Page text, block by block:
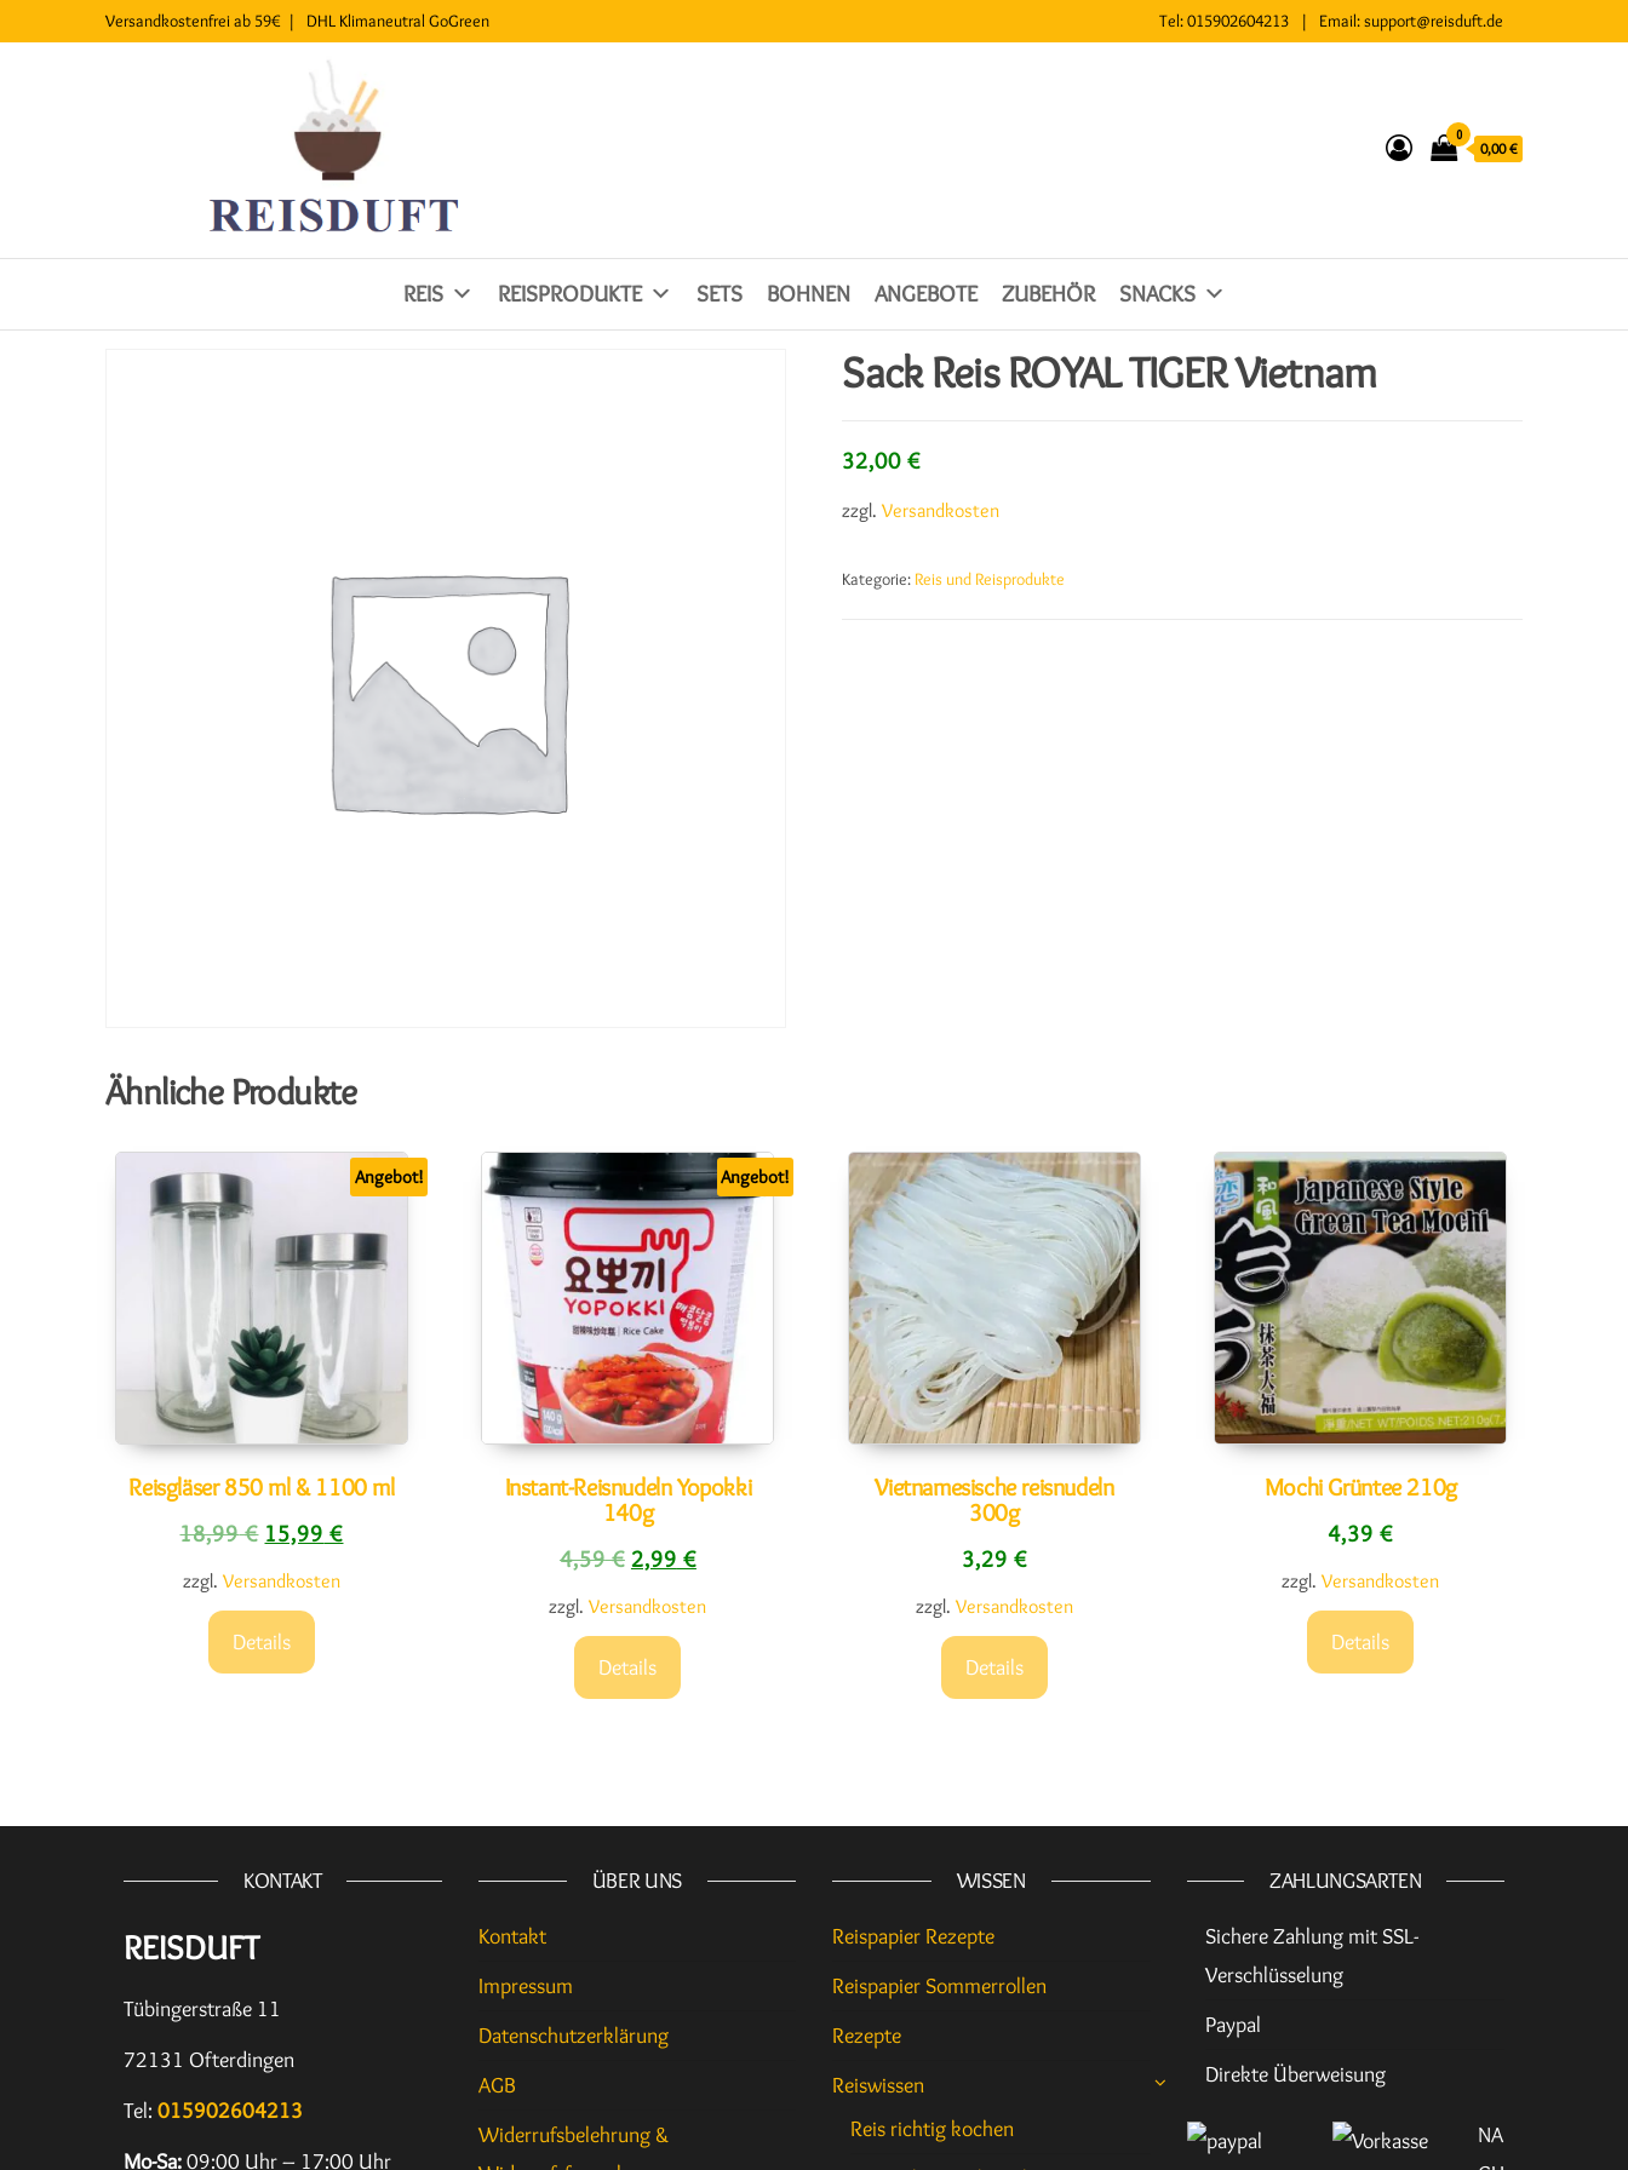
Versandkostenfrei ab 59€ | DHL Klimaneutral GoGreen Tel:015902604213| Email:support@reisduft.de
0
0,00 €
REIS REISPRODUKTE SETS BOHNEN ANGEBOTE ZUBEHÖR SNACKS
Sack Reis ROYAL TIGER Vietnam
32,00 €
zzgl.Versandkosten
Kategorie: Reis und Reisprodukte
Ähnliche Produkte
Angebot!
Reisgläser 850 ml & 1100 ml
18,99€ Ursprünglicher Preis war: 18,99 €
15,99 €Aktueller Preis ist: 15,99 €.
zzgl. Versandkosten
Details
Angebot!
Instant-Reisnudeln Yopokki
140g
4,59€ Ursprünglicher Preis war: 4,59 €
2,99 €Aktueller Preis ist: 2,99 €.
zzgl.Versandkosten
Details
Vietnamesische reisnudeln
300g
3,29 €
zzgl. Versandkosten
Details
Mochi Grüntee 210g
4,39 €
zzgl.Versandkosten
Details
KONTAKT
REISDUFT
Tübingerstraße 11
72131 Ofterdingen
Tel: 015902604213
Mo-Sa:09:00 Uhr – 17:00 Uhr
ÜBER UNS
Kontakt
Impressum
Datenschutzerklärung
AGB
Widerrufsbelehrung &
WISSEN
Reispapier Rezepte
Reispapier Sommerrollen
Rezepte
Reiswissen
Reis richtig kochen
ZAHLUNGSARTEN
Sichere Zahlung mit SSL-
Verschlüsselung
Paypal
Direkte Überweisung
NA